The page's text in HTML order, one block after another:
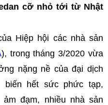
cỡ nhỏ tới từ Nhật
Hiệp hội các nhà sản
), trong tháng 3/2020 vừa
nặng nề của đại dịch
biến hết sức phức tạp,
đạm, nhiều nhà sản